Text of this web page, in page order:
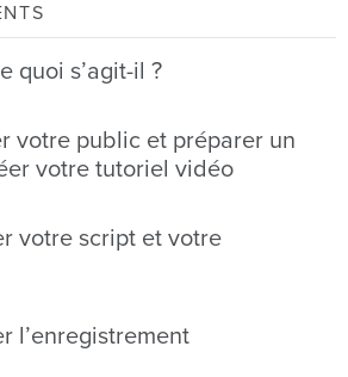
quoi s’agit-il ?
votre public et préparer un
votre tutoriel vidéo
votre script et votre
l’enregistrement